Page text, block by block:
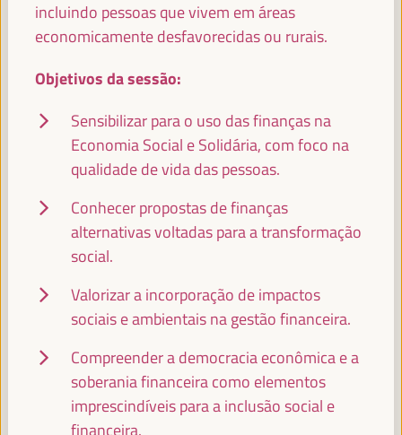
YUSUF MOHAMED ADAN
Ministro do Trabalho e Assuntos Sociais da Somália -
PATRICK MOLINOZ
Membro do Comité Europeu das Regiões, Vice-Presidente
da Região Borgonha-Franco-Condado - Comissão
EuropeiaComissão Europeia
JOSÉ LUIS GARCÍA MARTÍN
Vice-Presidente da FAMSI, Vice-Prefeito e Chefe da Área
de Atenção Preferencial Bairros e Direitos Sociais... -
Fundo Andaluz de Municípios para a Solidariedade
Internacional (FAMSI)
España
incluindo pessoas que vivem em áreas
economicamente desfavorecidas ou rurais.
Objetivos da sessão:
Sensibilizar para o uso das finanças na
Economia Social e Solidária, com foco na
qualidade de vida das pessoas.
Conhecer propostas de finanças
alternativas voltadas para a transformação
social.
Valorizar a incorporação de impactos
sociais e ambientais na gestão financeira.
Compreender a democracia econômica e a
soberania financeira como elementos
imprescindíveis para a inclusão social e
financeira.